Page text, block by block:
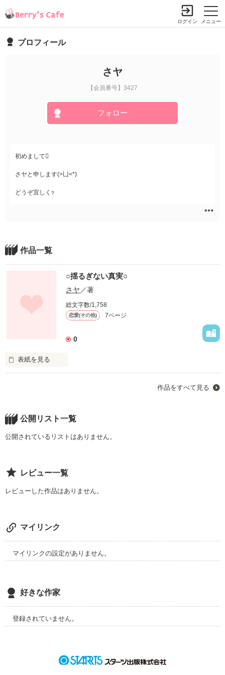
メニュー
ログイン
プロフィール
さヤ
【会員番号】3427
フォロー
初めまして
さヤと申します(>凵<*)
どうぞ宜しくｯ
作品一覧
○揺るぎない真実○
さヤ ／著
総文字数/1,758
恋愛(その他) 7ページ
0
表紙を見る
揺るぎないもの
あきらめられない
どんな貴方にも
あなたが好きだから
作品をすべて見る
公開リスト一覧
公開されているリストはありません。
レビュー一覧
レビューした作品はありません。
マイリンク
マイリンクの設定がありません。
好きな作家
登録されていません。